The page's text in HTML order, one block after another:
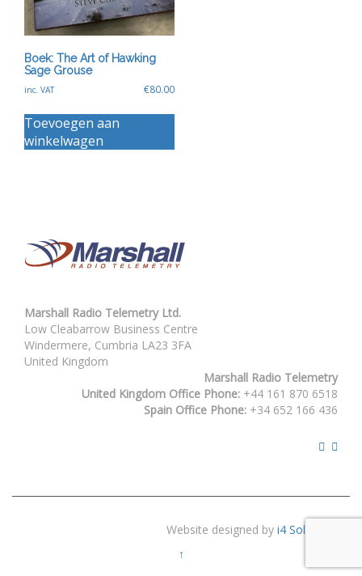
Boek: The Art of Hawking
Sage Grouse
€80.00
inc. VAT
Toevoegen aan
winkelwagen
Marshall Radio Telemetry Ltd.
Low Cleabarrow Business Centre
Windermere, Cumbria LA23 3FA
United Kingdom
Marshall Radio Telemetry
United Kingdom Office Phone: +44 161 870 6518
Spain Office Phone: +34 652 166 436
Website designed by i4 Solutions
↑